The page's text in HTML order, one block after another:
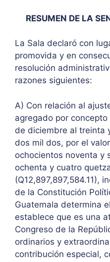
RESUMEN DE LA
La Sala declaró con
promovida y en
resolución
razones siguientes:
A) Con relación al
agregado por
de diciembre al treinta
dos mil dos, por el
ochocientos noventa y
ochenta y cuatro
(Q12,897,897,584.11),
de la Constitución
Guatemala determina
establece que es una
Congreso de la
ordinarios y
contribución especial,